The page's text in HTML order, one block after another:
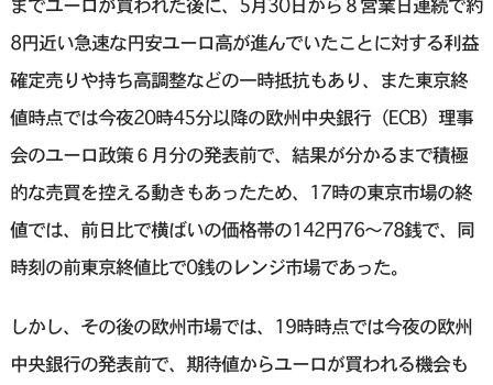
までユーロが買われた後に、5月30日から８営業日連続で約
8円近い急速な円安ユーロ高が進んでいたことに対する利益
確定売りや持ち高調整などの一時抵抗もあり、また東京終
値時点では今夜20時45分以降の欧州中央銀行（ECB）理事
会のユーロ政策６月分の発表前で、結果が分かるまで積極
的な売買を控える動きもあったため、17時の東京市場の終
値では、前日比で横ばいの価格帯の142円76～78銭で、同
時刻の前東京終値比で0銭のレンジ市場であった。
しかし、その後の欧州市場では、19時時点では今夜の欧州
中央銀行の発表前で、期待値からユーロが買われる機会も